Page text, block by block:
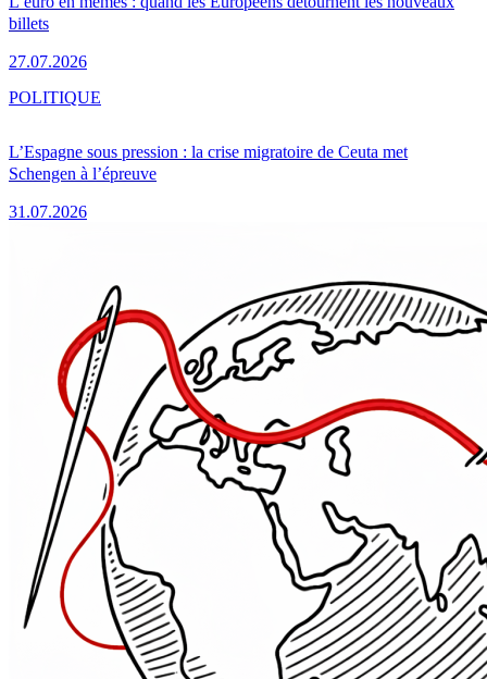
billets
27.07.2026
L’Espagne sous pression : la crise migratoire de Ceuta met
Schengen à l’épreuve
31.07.2026
POLITIQUE